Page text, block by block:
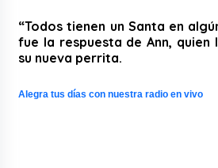
“Todos tienen un Santa en
fue la respuesta de Ann, quien
su nueva perrita.
Alegra tus días con nuestra radio en vivo